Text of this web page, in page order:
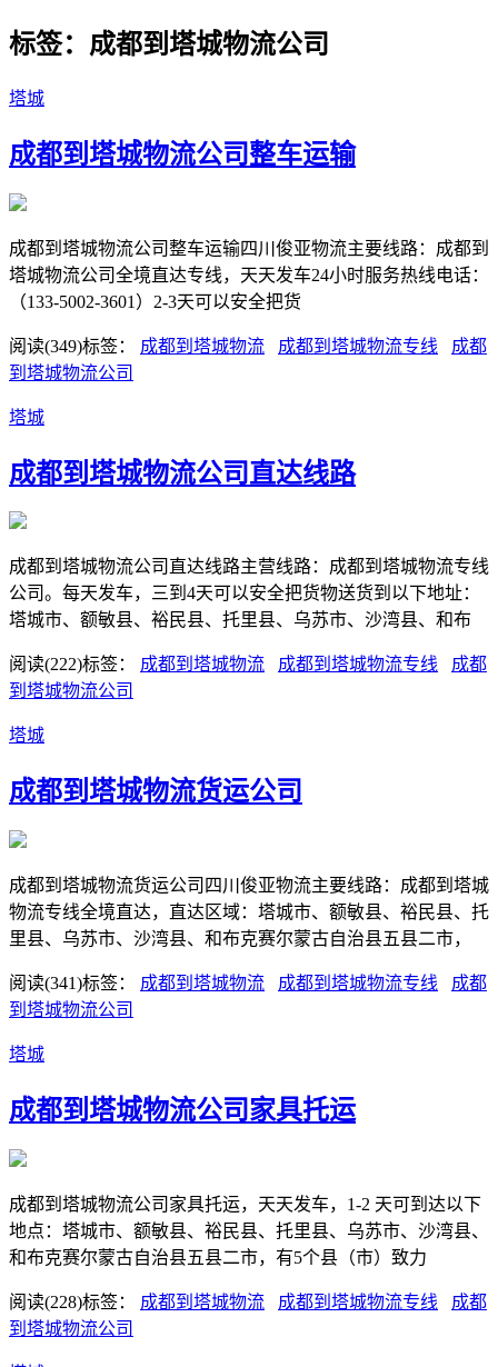
标签：​成都到塔城物流公司
塔城
​成都到塔城物流公司整车运输
成都到塔城物流公司整车运输四川俊亚物流主要线路：成都到
塔城物流公司全境直达专线，天天发车24小时服务热线电话：
（133-5002-3601）2-3天可以安全把货
阅读(349)标签： ​成都到塔城物流 ​成都到塔城物流专线
​成都
到塔城物流公司
塔城
成都到塔城物流公司直达线路
成都到塔城物流公司直达线路主营线路：成都到塔城物流专线
公司。每天发车，三到4天可以安全把货物送货到以下地址：
塔城市、额敏县、裕民县、托里县、乌苏市、沙湾县、和布
阅读(222)标签： ​成都到塔城物流 ​成都到塔城物流专线
​成都
到塔城物流公司
塔城
​成都到塔城物流货运公司
成都到塔城物流货运公司四川俊亚物流主要线路：成都到塔城
物流专线全境直达，直达区域：塔城市、额敏县、裕民县、托
里县、乌苏市、沙湾县、和布克赛尔蒙古自治县五县二市，
阅读(341)标签： ​成都到塔城物流 ​成都到塔城物流专线
​成都
到塔城物流公司
塔城
​成都到塔城物流公司家具托运
成都到塔城物流公司家具托运，天天发车，1-2 天可到达以下
地点：塔城市、额敏县、裕民县、托里县、乌苏市、沙湾县、
和布克赛尔蒙古自治县五县二市，有5个县（市）致力
阅读(228)标签： ​成都到塔城物流 ​成都到塔城物流专线
​成都
到塔城物流公司